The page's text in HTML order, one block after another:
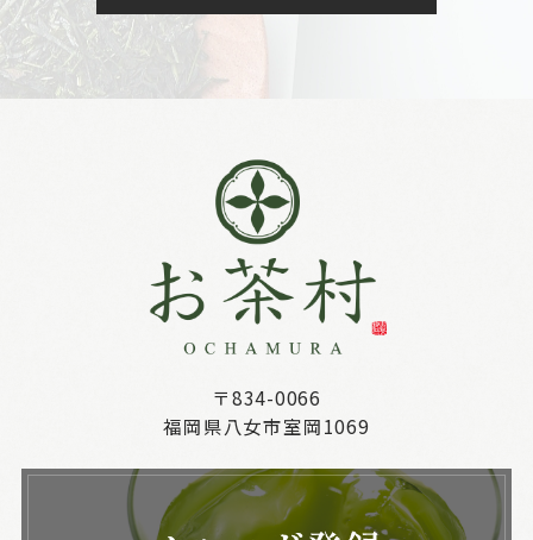
〒834-0066
福岡県八女市室岡1069